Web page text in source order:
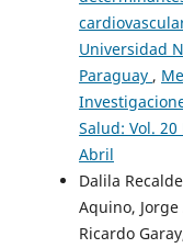
Universidad
Paraguay ,
Salud: Vol.
Abril
Dalila
Aquino,
Ricardo